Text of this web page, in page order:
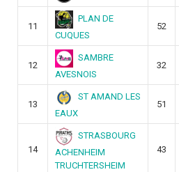
11
PLAN DE
CUQUES
52
12
SAMBRE
AVESNOIS
32
13
ST AMAND LES
EAUX
51
14
STRASBOURG
ACHENHEIM
TRUCHTERSHEIM
43